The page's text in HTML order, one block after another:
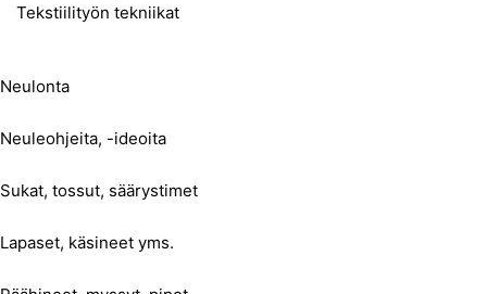
Tekstiilityön tekniikat
Neulonta
Neuleohjeita, -ideoita
Sukat, tossut, säärystimet
Lapaset, käsineet yms.